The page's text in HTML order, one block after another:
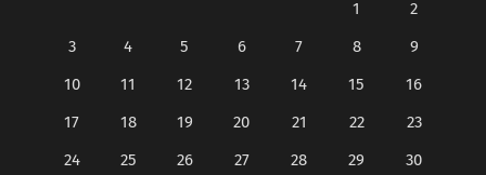
1
2
3
4 5 6 7 8
9
10
11 12 13 14 15
16
17
18 19 20 21 22
23
24
25 26 27 28 29
30